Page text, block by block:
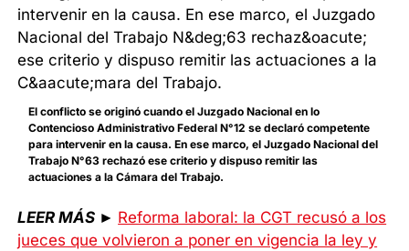
El conflicto se originó cuando el Juzgado Nacional en lo
Contencioso Administrativo Federal N°12 se declaró competente
para intervenir en la causa. En ese marco, el Juzgado Nacional del
Trabajo N°63 rechazó ese criterio y dispuso remitir las
actuaciones a la Cámara del Trabajo.
LEER MÁS ► Reforma laboral: la CGT recusó a los
jueces que volvieron a poner en vigencia la ley y